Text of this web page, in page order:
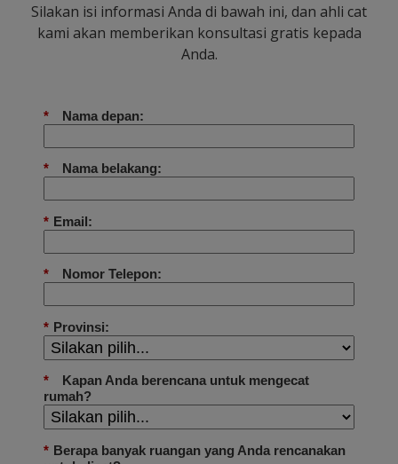
Silakan isi informasi Anda di bawah ini, dan ahli cat
kami akan memberikan konsultasi gratis kepada
Anda.